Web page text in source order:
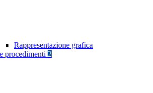
Rappresentazione grafica
procedimenti 2